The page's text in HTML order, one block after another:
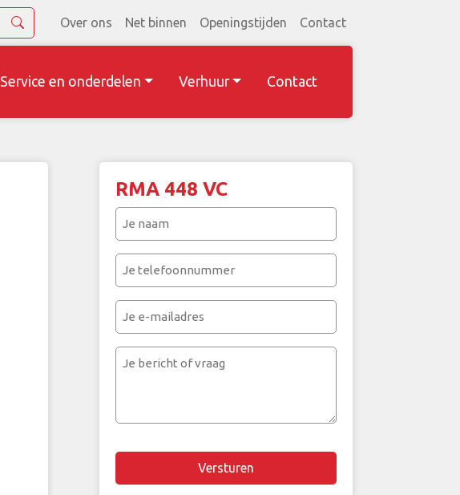
Over ons Net binnen Openingstijden Contact
Service en onderdelen Verhuur Contact
RMA 448 VC
naam
(Vereist)
telefoonnummer
(Vereist)
e-
mailadres
Chapta